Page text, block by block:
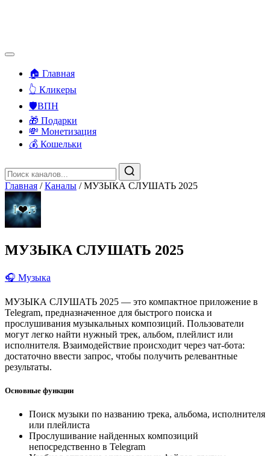
🏠 Главная
👆 Кликеры
🛡️ВПН
🎁 Подарки
💸 Монетизация
💰 Кошельки
Главная / Каналы / МУЗЫКА СЛУШАТЬ 2025
МУЗЫКА СЛУШАТЬ 2025
🎧 Музыка
МУЗЫКА СЛУШАТЬ 2025 — это компактное приложение в
Telegram, предназначенное для быстрого поиска и
прослушивания музыкальных композиций. Пользователи
могут легко найти нужный трек, альбом, плейлист или
исполнителя. Взаимодействие происходит через чат-бота:
достаточно ввести запрос, чтобы получить релевантные
результаты.
Основные функции
Поиск музыки по названию трека, альбома, исполнителя
или плейлиста
Прослушивание найденных композиций
непосредственно в Telegram